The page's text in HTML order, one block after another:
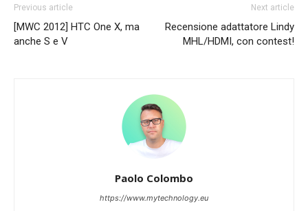
Previous article
[MWC 2012] HTC One X, ma
anche S e V
Next article
Recensione adattatore Lindy
MHL/HDMI, con contest!
Paolo Colombo
https://www.mytechnology.eu